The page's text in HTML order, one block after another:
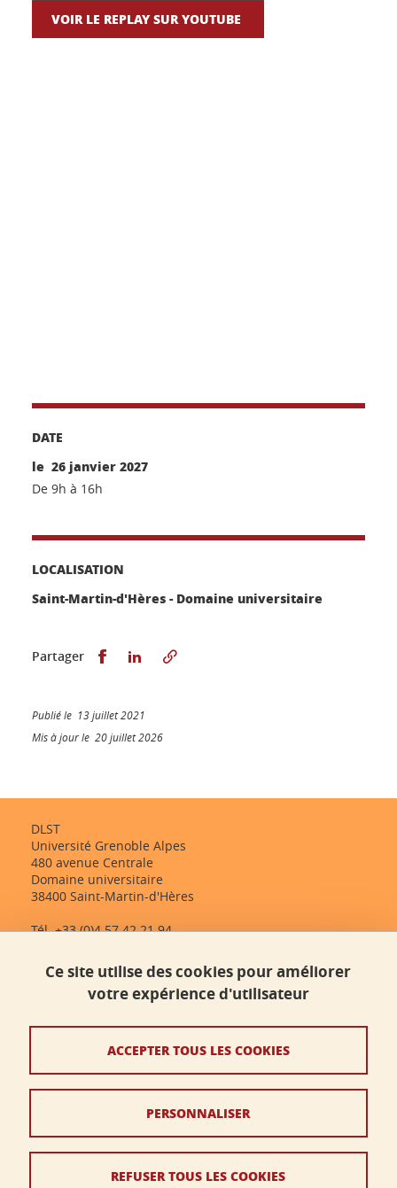
VOIR LE REPLAY SUR YOUTUBE
DATE
le 26 janvier 2027
De 9h à 16h
LOCALISATION
Saint-Martin-d'Hères - Domaine universitaire
Partager Partager sur Facebook
Partager sur LinkedIn
Publié le 13 juillet 2021
Mis à jour le 20 juillet 2026
DLST
Université Grenoble Alpes
480 avenue Centrale
Domaine universitaire
38400 Saint-Martin-d'Hères
Tél. +33 (0)4 57 42 21 94
Crédits
Données personnelles
Ce site utilise des cookies pour améliorer
votre expérience d'utilisateur
ACCEPTER TOUS LES COOKIES
REFUSER TOUS LES COOKIES
PERSONNALISER